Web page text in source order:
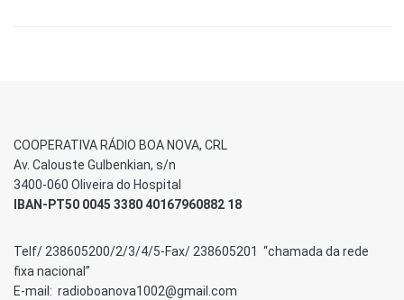
COOPERATIVA RÁDIO BOA NOVA, CRL
Av. Calouste Gulbenkian, s/n
3400-060 Oliveira do Hospital
IBAN-PT50 0045 3380 40167960882 18
Telf/ 238605200/2/3/4/5-Fax/ 238605201 “chamada da rede
fixa nacional”
E-mail: radioboanova1002@gmail.com